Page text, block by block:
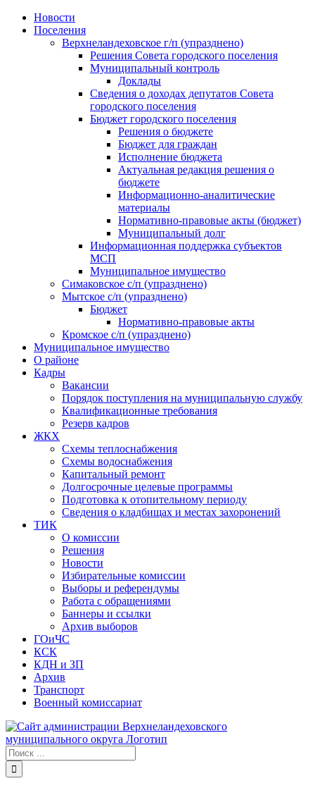
Skip
Новости
Поселения
Верхнеландеховское г/п (упразднено)
Решения Совета городского поселения
Муниципальный контроль
Доклады
Сведения о доходах депутатов Совета
городского поселения
Бюджет городского поселения
Решения о бюджете
Бюджет для граждан
Исполнение бюджета
Актуальная редакция решения о
бюджете
Информационно-аналитические
материалы
Нормативно-правовые акты (бюджет)
Муниципальный долг
Информационная поддержка субъектов
МСП
Муниципальное имущество
Симаковское с/п (упразднено)
Мытское с/п (упразднено)
Бюджет
Нормативно-правовые акты
Кромское с/п (упразднено)
Муниципальное имущество
О районе
Кадры
Вакансии
Порядок поступления на муниципальную службу
Квалификационные требования
Резерв кадров
ЖКХ
Схемы теплоснабжения
Схемы водоснабжения
Капитальный ремонт
Долгосрочные целевые программы
Подготовка к отопительному периоду
Сведения о кладбищах и местах захоронений
ТИК
О комиссии
Решения
Новости
Избирательные комиссии
Выборы и референдумы
Работа с обращениями
Баннеры и ссылки
Архив выборов
ГОиЧС
КСК
КДН и ЗП
Архив
Транспорт
Военный комиссариат
Результат
поиска: